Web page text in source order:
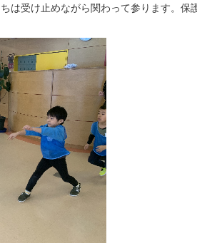
は受け止めながら関わって参ります。保